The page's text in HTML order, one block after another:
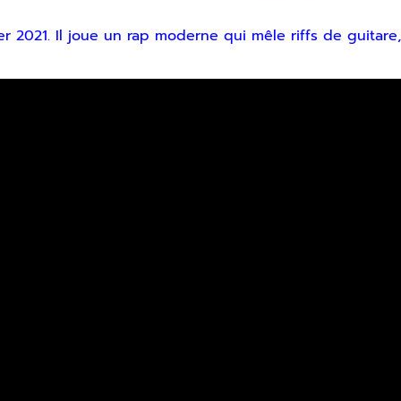
2021. Il joue un rap moderne qui mêle riffs de